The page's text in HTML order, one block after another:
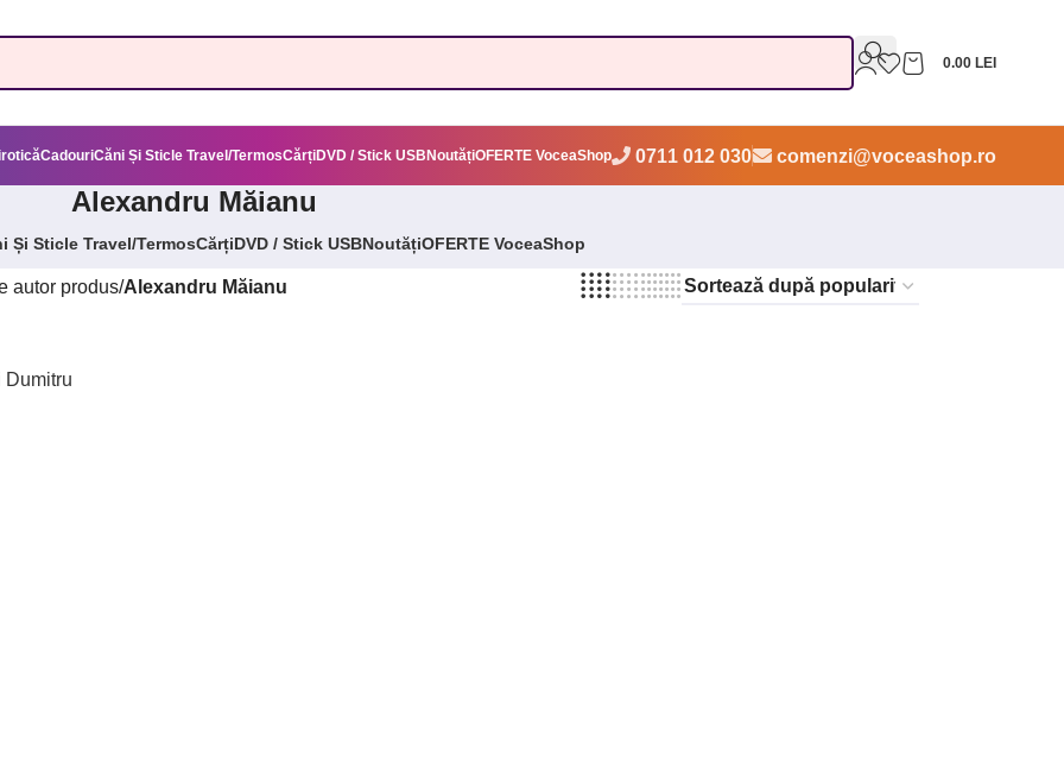
0.00 LEI
CadouriCăni Și Sticle Travel/TermosCărțiDVD / Stick USB NoutățiOFERTE VoceaShop 0711 012 030 comenzi@voceashop.ro
Alexandru Măianu
Și Sticle Travel/TermosCărțiDVD / Stick USBNoutățiOFERTE VoceaShop
autor produs/Alexandru Măianu
Dumitru